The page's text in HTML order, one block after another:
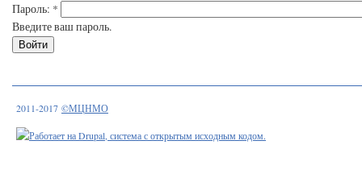
Пароль: *
Введите ваш пароль.
2011-2017 ©МЦНМО